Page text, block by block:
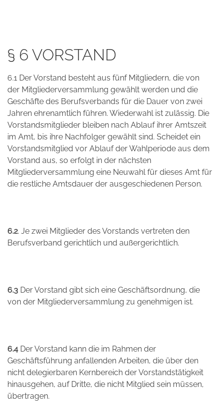
§ 6 VORSTAND
6.1 Der Vorstand besteht aus fünf Mitgliedern, die von
der Mitgliederversammlung gewählt werden und die
Geschäfte des Berufsverbands für die Dauer von zwei
Jahren ehrenamtlich führen. Wiederwahl ist zulässig. Die
Vorstandsmitglieder bleiben nach Ablauf ihrer Amtszeit
im Amt, bis ihre Nachfolger gewählt sind. Scheidet ein
Vorstandsmitglied vor Ablauf der Wahlperiode aus dem
Vorstand aus, so erfolgt in der nächsten
Mitgliederversammlung eine Neuwahl für dieses Amt für
die restliche Amtsdauer der ausgeschiedenen Person.
6.2. Je zwei Mitglieder des Vorstands vertreten den
Berufsverband gerichtlich und außergerichtlich.
6.3 Der Vorstand gibt sich eine Geschäftsordnung, die
von der Mitgliederversammlung zu genehmigen ist.
6.4 Der Vorstand kann die im Rahmen der
Geschäftsführung anfallenden Arbeiten, die über den
nicht delegierbaren Kernbereich der Vorstandstätigkeit
hinausgehen, auf Dritte, die nicht Mitglied sein müssen,
übertragen.